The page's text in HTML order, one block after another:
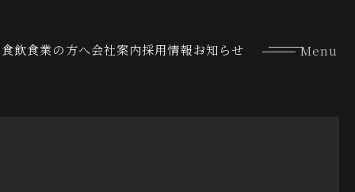
飲食業の方へ会社案内採用情報お知らせ